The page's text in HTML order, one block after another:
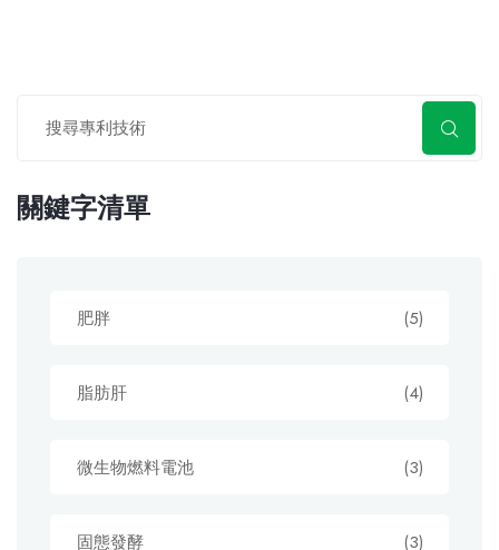
關鍵字清單
肥胖 (5)
脂肪肝 (4)
微生物燃料電池 (3)
固態發酵 (3)